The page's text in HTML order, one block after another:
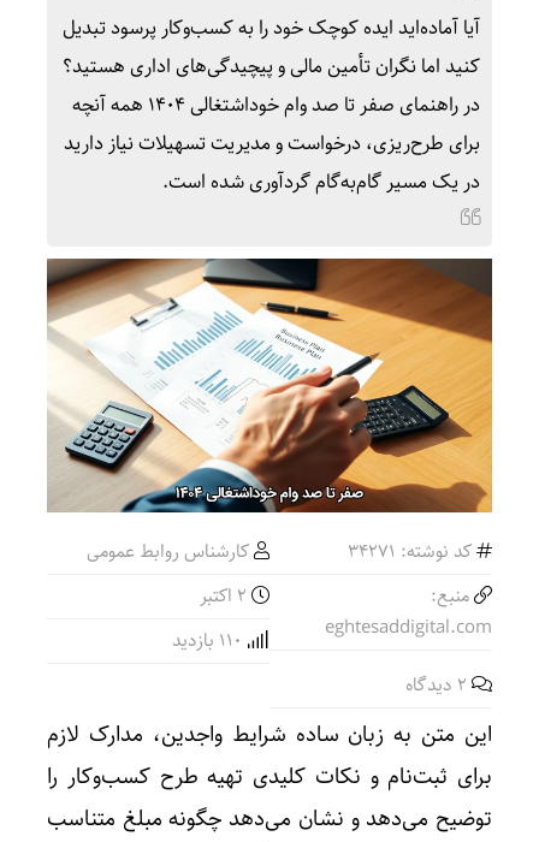
آیا آماده‌اید ایده کوچک خود را به کسب‌وکار پرسود تبدیل
کنید اما نگران تأمین مالی و پیچیدگی‌های اداری هستید؟
در راهنمای صفر تا صد وام خوداشتغالی ۱۴۰۴ همه آنچه
برای طرح‌ریزی، درخواست و مدیریت تسهیلات نیاز دارید
در یک مسیر گام‌به‌گام گردآوری شده است.
کد نوشته: 34271
کارشناس روابط عمومی
منبع:
eghtesaddigital.com
2 دیدگاه
این متن به زبان ساده شرایط واجدین، مدارک لازم
برای ثبت‌نام و نکات کلیدی تهیه طرح کسب‌وکار را
توضیح می‌دهد و نشان می‌دهد چگونه مبلغ متناسب